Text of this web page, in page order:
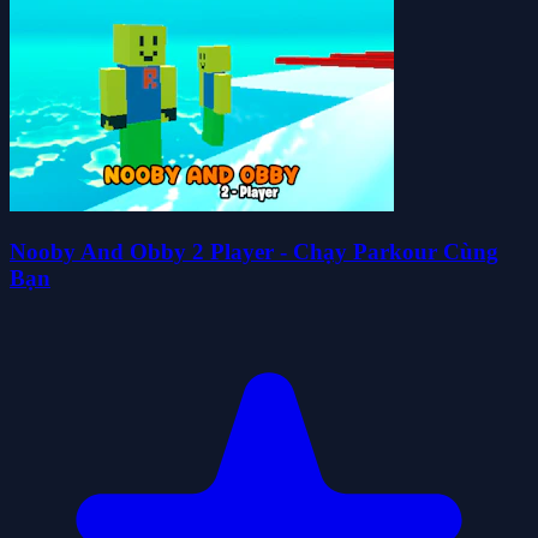
Nooby And Obby 2 Player - Chạy Parkour Cùng
Bạn